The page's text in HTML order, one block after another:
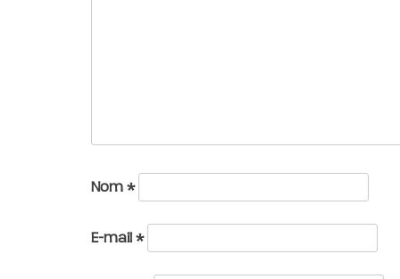
Nom *
E-mail *